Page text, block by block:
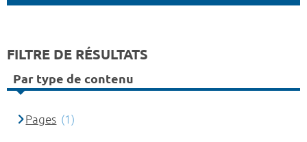
FILTRE DE RÉSULTATS
Par type de contenu
Pages (1)